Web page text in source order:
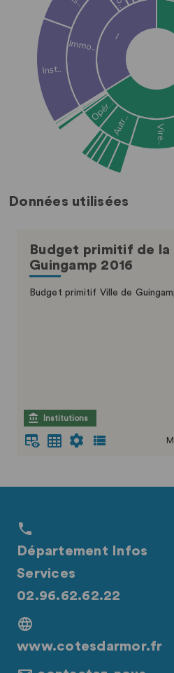
Données utilisées
Budget primitif de la
Guingamp 2016
Budget primitif Ville de
Institutions
Département Infos
Services
02.96.62.62.22
www.cotesdarmor.fr